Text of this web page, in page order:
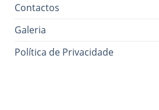
Contactos
Galeria
Política de Privacidade